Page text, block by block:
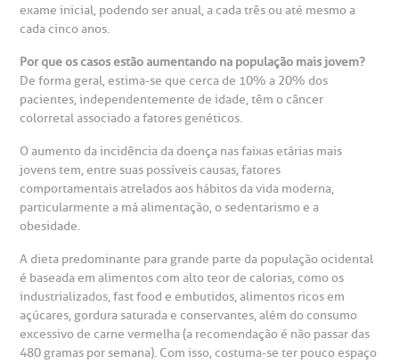
Endereço:
CEP: 01438-000 | Jardim Paulista
São Paulo - SP
de Sangue
de órgãos
de cuidado
e perdidos
exame inicial, podendo ser anual, a cada três ou até mesmo a
cada cinco anos.
Por que os casos estão aumentando na população mais jovem?
De forma geral, estima-se que cerca de 10% a 20% dos
pacientes, independentemente de idade, têm o câncer
colorretal associado a fatores genéticos.
O aumento da incidência da doença nas faixas etárias mais
jovens tem, entre suas possíveis causas, fatores
comportamentais atrelados aos hábitos da vida moderna,
particularmente a má alimentação, o sedentarismo e a
obesidade.
A dieta predominante para grande parte da população ocidental
é baseada em alimentos com alto teor de calorias, como os
industrializados, fast food e embutidos, alimentos ricos em
açúcares, gordura saturada e conservantes, além do consumo
excessivo de carne vermelha (a recomendação é não passar das
480 gramas por semana). Com isso, costuma-se ter pouco espaço